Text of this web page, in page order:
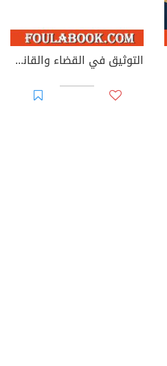
التوثيق في القضاء والقانون المغربيين - الأجزاء من 44 إلى 67